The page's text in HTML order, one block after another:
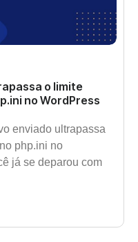
o limite
no WordPress
enviado ultrapassa
php.ini no
já se deparou com